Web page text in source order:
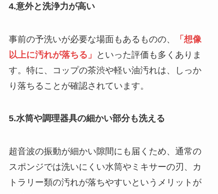
4.意外と洗浄力が高い
事前の予洗いが必要な場面もあるものの、
「想像
以上に汚れが落ちる」
といった評価も多くありま
す。特に、コップの茶渋や軽い油汚れは、しっか
り落ちることが確認されています。
5.水筒や調理器具の細かい部分も洗える
超音波の振動が細かい隙間にも届くため、通常の
スポンジでは洗いにくい水筒やミキサーの刃、カ
トラリー類の汚れが落ちやすいというメリットが